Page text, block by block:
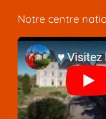
Notre centre